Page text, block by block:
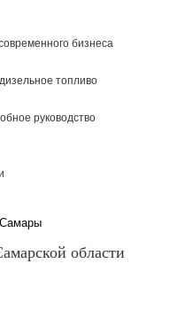
бизнеса
топливо
руководство
Самары
области